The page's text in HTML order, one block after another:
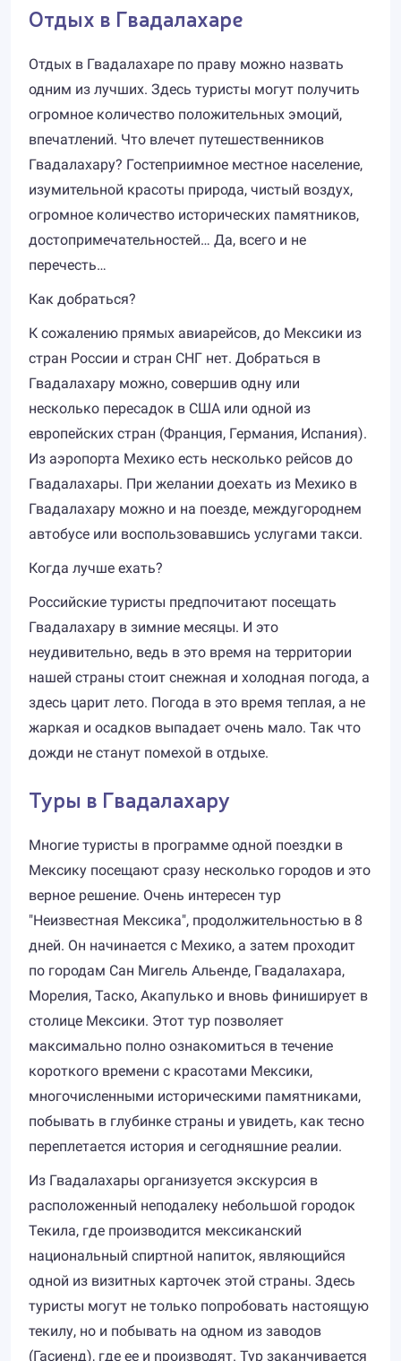
Отдых в Гвадалахаре
Отдых в Гвадалахаре по праву можно назвать
одним из лучших. Здесь туристы могут получить
огромное количество положительных эмоций,
впечатлений. Что влечет путешественников
Гвадалахару? Гостеприимное местное население,
изумительной красоты природа, чистый воздух,
огромное количество исторических памятников,
достопримечательностей… Да, всего и не
перечесть…
Как добраться?
К сожалению прямых авиарейсов, до Мексики из
стран России и стран СНГ нет. Добраться в
Гвадалахару можно, совершив одну или
несколько пересадок в США или одной из
европейских стран (Франция, Германия, Испания).
Из аэропорта Мехико есть несколько рейсов до
Гвадалахары. При желании доехать из Мехико в
Гвадалахару можно и на поезде, междугороднем
автобусе или воспользовавшись услугами такси.
Когда лучше ехать?
Российские туристы предпочитают посещать
Гвадалахару в зимние месяцы. И это
неудивительно, ведь в это время на территории
нашей страны стоит снежная и холодная погода, а
здесь царит лето. Погода в это время теплая, а не
жаркая и осадков выпадает очень мало. Так что
дожди не станут помехой в отдыхе.
Туры в Гвадалахару
Многие туристы в программе одной поездки в
Мексику посещают сразу несколько городов и это
верное решение. Очень интересен тур
"Неизвестная Мексика", продолжительностью в 8
дней. Он начинается с Мехико, а затем проходит
по городам Сан Мигель Альенде, Гвадалахара,
Морелия, Таско, Акапулько и вновь финиширует в
столице Мексики. Этот тур позволяет
максимально полно ознакомиться в течение
короткого времени с красотами Мексики,
многочисленными историческими памятниками,
побывать в глубинке страны и увидеть, как тесно
переплетается история и сегодняшние реалии.
Из Гвадалахары организуется экскурсия в
расположенный неподалеку небольшой городок
Текила, где производится мексиканский
национальный спиртной напиток, являющийся
одной из визитных карточек этой страны. Здесь
туристы могут не только попробовать настоящую
текилу, но и побывать на одном из заводов
(Гасиенд), где ее и производят. Тур заканчивается